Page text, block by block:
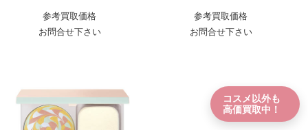
参考買取価格
お問合せ下さい
参考買取価格
お問合せ下さい
コスメ以外も
高価買取中！